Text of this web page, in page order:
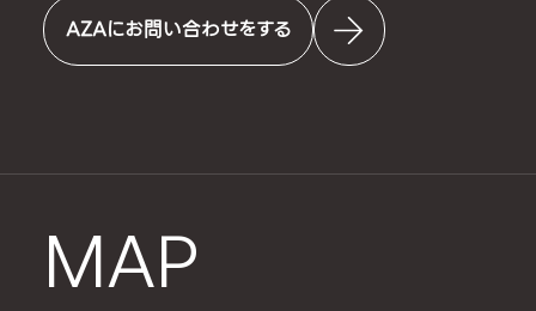
AZAにお問い合わせをする
MAP